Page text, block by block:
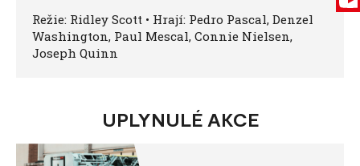
Režie: Ridley Scott • Hrají: Pedro Pascal, Denzel
Washington, Paul Mescal, Connie Nielsen,
Joseph Quinn
UPLYNULÉ AKCE